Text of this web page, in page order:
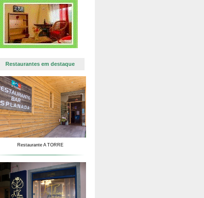
Restaurantes em destaque
Restaurante A TORRE